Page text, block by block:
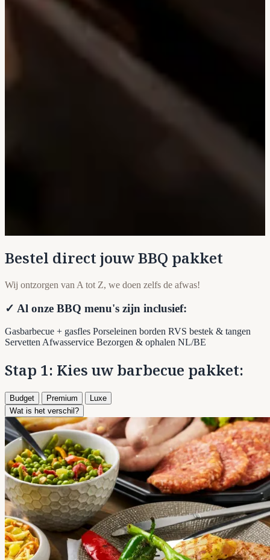
Bestel direct jouw BBQ pakket
Wij ontzorgen van A tot Z, we doen zelfs de afwas!
✓ Al onze BBQ menu's zijn inclusief:
Gasbarbecue + gasfles Porseleinen borden RVS bestek & tangen
ServettenAfwasservice Bezorgen & ophalen NL/BE
Stap 1: Kies uw barbecue pakket:
Budget Premium
Luxe
Wat is het verschil?